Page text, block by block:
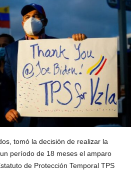
tomó la decisión de realizar la
período de 18 meses el amparo
de Protección Temporal TPS